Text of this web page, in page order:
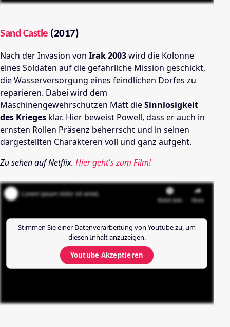
Sand Castle (2017)
Nach der Invasion von Irak 2003wird die Kolonne
eines Soldaten auf die gefährliche Mission geschickt,
die Wasserversorgung eines feindlichen Dorfes zu
reparieren. Dabei wird dem
Maschinengewehrschützen Matt dieSinnlosigkeit
des Krieges klar. Hier beweist Powell, dass er auch in
ernsten Rollen Präsenz beherrscht und in seinen
dargestellten Charakteren voll und ganz aufgeht.
Zu sehen auf Netflix. Hier geht's zum Film!
Stimmen Sie einer Datenverarbeitung von Youtubezu, um
diesen Inhalt anzuzeigen.
Youtube Akzeptieren